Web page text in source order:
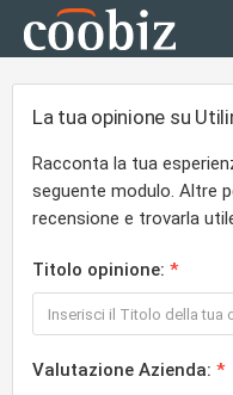
La tua opinione su
Racconta la tua
seguente modulo. Altre
recensione e trovarla
Titolo opinione:
Valutazione Azienda: